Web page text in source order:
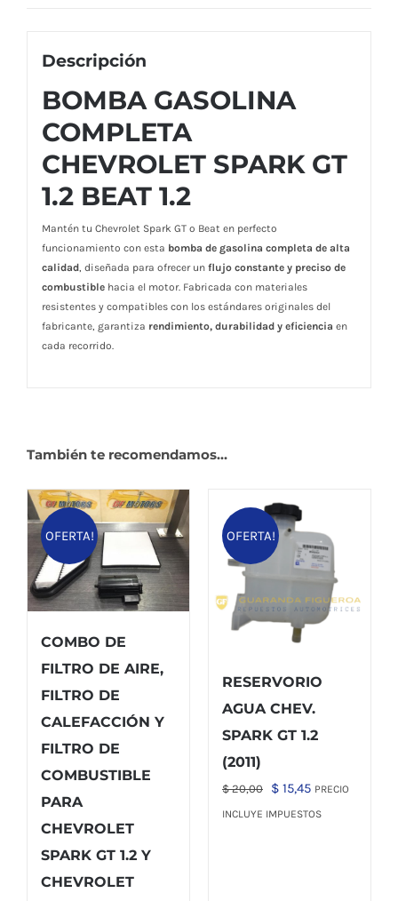
Descripción
BOMBA GASOLINA
COMPLETA
CHEVROLET SPARK GT
1.2 BEAT 1.2
Mantén tu Chevrolet Spark GT o Beat en perfecto
funcionamiento con esta bomba de gasolina completa de alta
calidad, diseñada para ofrecer un flujo constante y preciso de
combustiblehacia el motor. Fabricada con materiales
resistentes y compatibles con los estándares originales del
fabricante, garantiza rendimiento, durabilidad y eficiencia en
cada recorrido.
También te recomendamos…
OFERTA!
COMBO DE
FILTRO DE AIRE,
FILTRO DE
CALEFACCIÓN Y
FILTRO DE
COMBUSTIBLE
PARA
CHEVROLET
SPARK GT 1.2 Y
CHEVROLET
OFERTA!
RESERVORIO
AGUA CHEV.
SPARK GT 1.2
(2011)
$20,00
El
precio
$ 15,45El
precio
PRECIO
INCLUYE IMPUESTOS